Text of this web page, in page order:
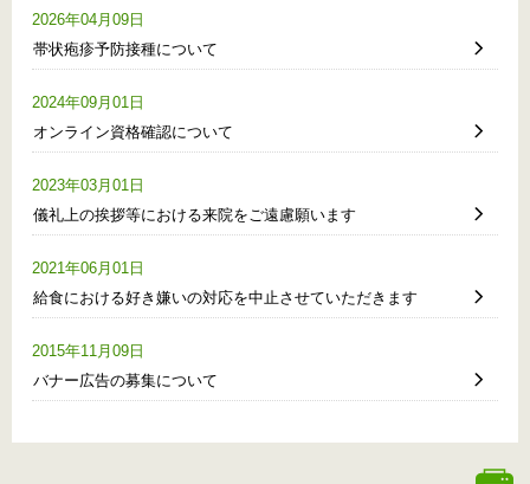
2026年04月09日
帯状疱疹予防接種について
2024年09月01日
オンライン資格確認について
2023年03月01日
儀礼上の挨拶等における来院をご遠慮願います
2021年06月01日
給食における好き嫌いの対応を中止させていただきます
2015年11月09日
バナー広告の募集について